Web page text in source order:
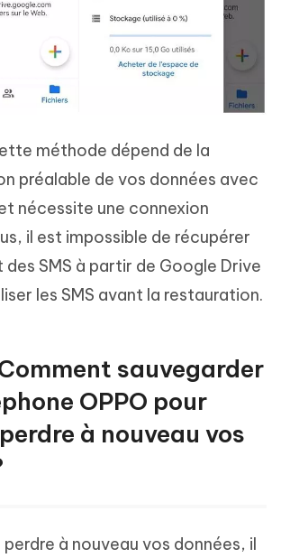
méthode dépend de la
préalable de vos données avec
nécessite une connexion
il est impossible de récupérer
SMS à partir de Google Drive
les SMS avant la restauration.
sauvegarder
OPPO pour
à nouveau vos
à nouveau vos données, il